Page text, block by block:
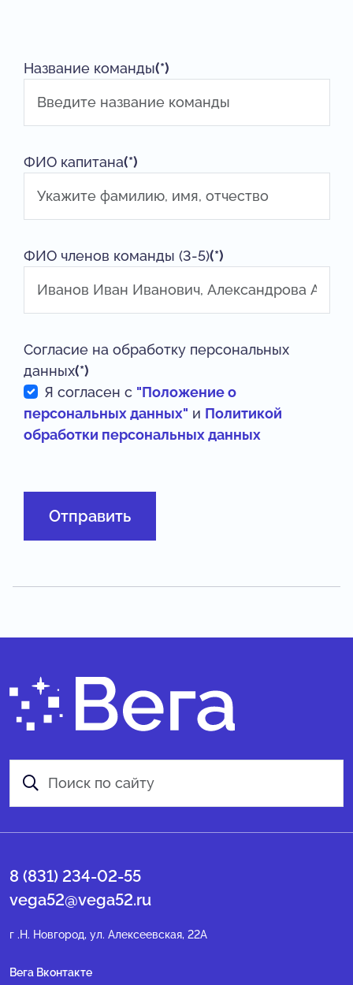
Название команды(*)
ФИО капитана(*)
ФИО членов команды (3-5)(*)
Согласие на обработку персональных
данных(*)
Я согласен с "Положение о
персональных данных" и Политикой
обработки персональных данных
8 (831) 234-02-55
vega52@vega52.ru
г .Н. Новгород, ул. Алексеевская, 22А
Вега Вконтакте